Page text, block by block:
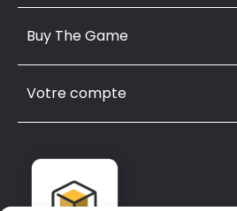
Buy The Game
Votre compte